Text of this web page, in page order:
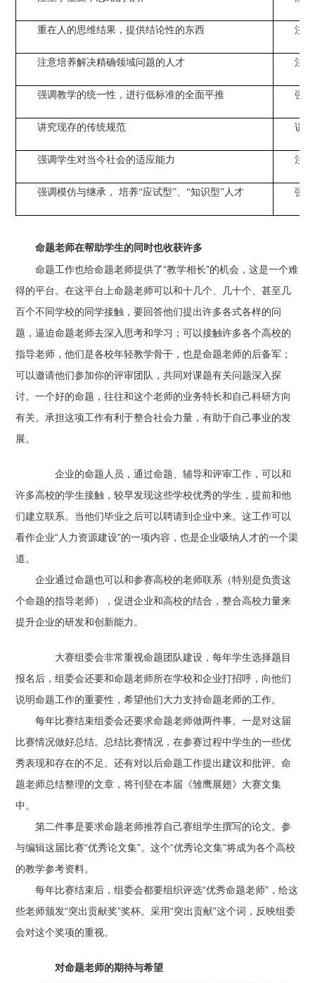
重在人的思维结果，提供结论性的东西 注
注意培养解决精确领域问题的人才 注
强调教学的统一性，进行低标准的全面平推 强
讲究现存的传统规范 讲
强调学生对当今社会的适应能力 注
强调模仿与继承， 培养“应试型”、“知识型”人才 强
命题老师在帮助学生的同时也收获许多
命题工作也给命题老师提供了“教学相长”的机会，这是一个难
得的平台。在这平台上命题老师可以和十几个、几十个、甚至几
百个不同学校的同学接触，要回答他们提出许多各式各样的问
题，逼迫命题老师去深入思考和学习；可以接触许多各个高校的
指导老师，他们是各校年轻教学骨干，也是命题老师的后备军；
可以邀请他们参加你的评审团队，共同对课题有关问题深入探
讨。一个好的命题，往往和这个老师的业务特长和自己科研方向
有关。承担这项工作有利于整合社会力量，有助于自己事业的发
展。
企业的命题人员，通过命题、辅导和评审工作，可以和
许多高校的学生接触，较早发现这些学校优秀的学生，提前和他
们建立联系。当他们毕业之后可以聘请到企业中来。这工作可以
看作企业“人力资源建设”的一项内容，也是企业吸纳人才的一个渠
道。
企业通过命题也可以和参赛高校的老师联系（特别是负责这
个命题的指导老师），促进企业和高校的结合，整合高校力量来
提升企业的研发和创新能力。
大赛组委会非常重视命题团队建设，每年学生选择题目
报名后，组委会还要和命题老师所在学校和企业打招呼，向他们
说明命题工作的重要性，希望他们大力支持命题老师的工作。
每年比赛结束组委会还要求命题老师做两件事。一是对这届
比赛情况做好总结。总结比赛情况，在参赛过程中学生的一些优
秀表现和存在的不足。还有对以后命题工作提出建议和批评。命
题老师总结整理的文章，将刊登在本届《雏鹰展翅》大赛文集
中。
第二件事是要求命题老师推荐自己赛组学生撰写的论文。参
与编辑这届比赛“优秀论文集”。这个“优秀论文集”将成为各个高校
的教学参考资料。
每年比赛结束后，组委会都要组织评选“优秀命题老师”，给这
些老师颁发“突出贡献奖”奖杯。采用“突出贡献”这个词，反映组委
会对这个奖项的重视。
对命题老师的期待与希望